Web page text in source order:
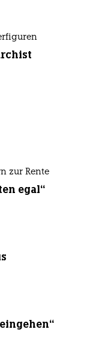
zur Rente
egal“